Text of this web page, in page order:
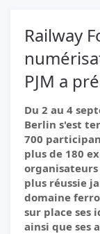
Railway
PJM a
Du 2 au 4
Berlin s'est
700
plus de 180
plus réussie
domaine
sur place ses
ainsi que ses